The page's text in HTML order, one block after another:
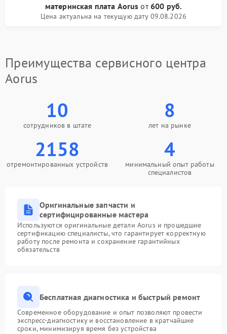
материнская плата Aorus от600 руб.
Цена актуальна на текущую дату 09.08.2026
Преимущества сервисного центра
Aorus
10
сотрудников в штате
8
лет на рынке
2158
отремонтированных устройств
4
минимальный опыт работы
специалистов
Оригинальные запчасти и
сертифицированные мастера
Используются оригинальные детали Aorus и прошедшие
сертификацию специалисты, что гарантирует корректную
работу после ремонта и сохранение гарантийных
обязательств
Бесплатная диагностика и быстрый ремонт
Современное оборудование и опыт позволяют провести
экспресс-диагностику и восстановление в кратчайшие
сроки, минимизируя время без устройства